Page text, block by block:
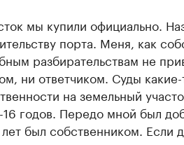
мы купили официально.
порта. Меня, как
разбирательствам не
ни ответчиком. Суды
на земельный
16 годов. Передо мной был
был собственником. Если